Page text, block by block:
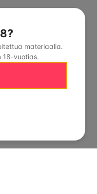
materiaalia.
18-vuotias.